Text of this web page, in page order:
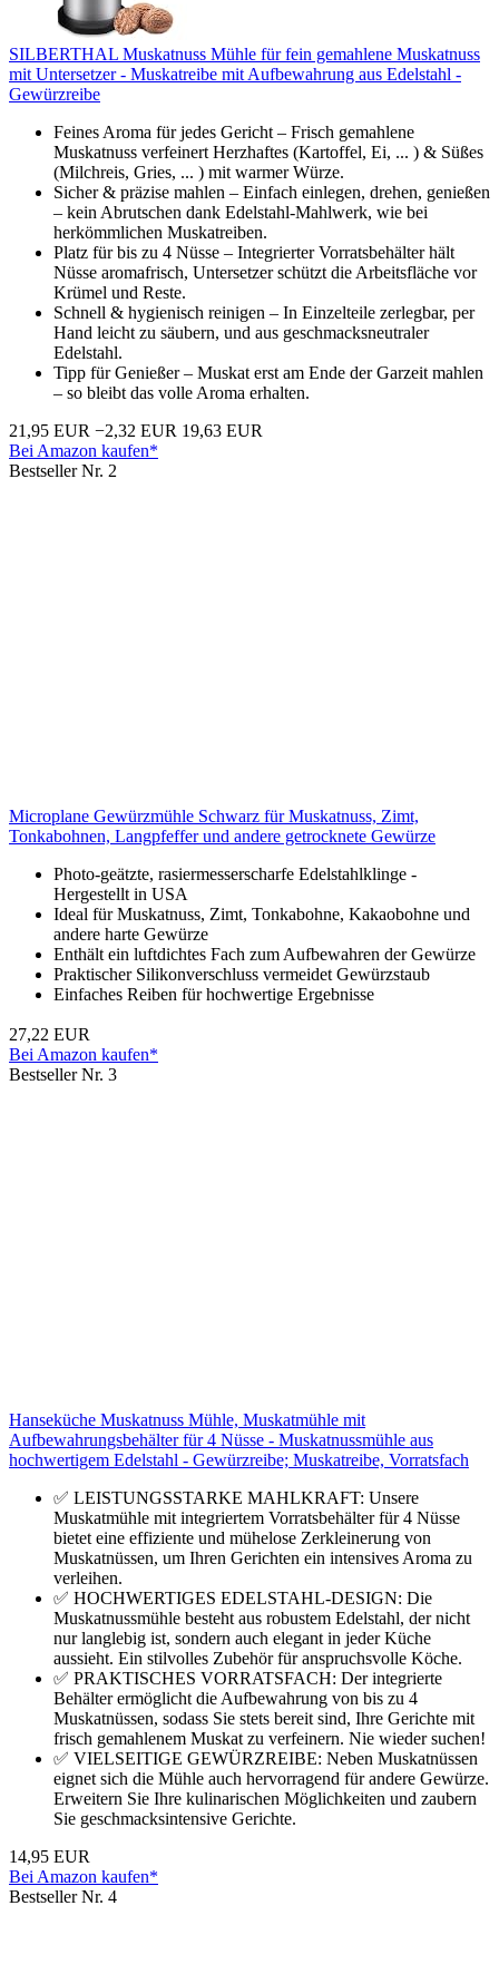
SILBERTHAL Muskatnuss Mühle für fein gemahlene Muskatnuss
mit Untersetzer - Muskatreibe mit Aufbewahrung aus Edelstahl -
Gewürzreibe
Feines Aroma für jedes Gericht – Frisch gemahlene
Muskatnuss verfeinert Herzhaftes (Kartoffel, Ei, ... ) & Süßes
(Milchreis, Gries, ... ) mit warmer Würze.
Sicher & präzise mahlen – Einfach einlegen, drehen, genießen
– kein Abrutschen dank Edelstahl-Mahlwerk, wie bei
herkömmlichen Muskatreiben.
Platz für bis zu 4 Nüsse – Integrierter Vorratsbehälter hält
Nüsse aromafrisch, Untersetzer schützt die Arbeitsfläche vor
Krümel und Reste.
Schnell & hygienisch reinigen – In Einzelteile zerlegbar, per
Hand leicht zu säubern, und aus geschmacksneutraler
Edelstahl.
Tipp für Genießer – Muskat erst am Ende der Garzeit mahlen
– so bleibt das volle Aroma erhalten.
21,95 EUR −2,32 EUR 19,63 EUR
Bei Amazon kaufen*
Bestseller Nr. 2
Microplane Gewürzmühle Schwarz für Muskatnuss, Zimt,
Tonkabohnen, Langpfeffer und andere getrocknete Gewürze
Photo-geätzte, rasiermesserscharfe Edelstahlklinge -
Hergestellt in USA
Ideal für Muskatnuss, Zimt, Tonkabohne, Kakaobohne und
andere harte Gewürze
Enthält ein luftdichtes Fach zum Aufbewahren der Gewürze
Praktischer Silikonverschluss vermeidet Gewürzstaub
Einfaches Reiben für hochwertige Ergebnisse
27,22 EUR
Bei Amazon kaufen*
Bestseller Nr. 3
Hanseküche Muskatnuss Mühle, Muskatmühle mit
Aufbewahrungsbehälter für 4 Nüsse - Muskatnussmühle aus
hochwertigem Edelstahl - Gewürzreibe; Muskatreibe, Vorratsfach
✅ LEISTUNGSSTARKE MAHLKRAFT: Unsere
Muskatmühle mit integriertem Vorratsbehälter für 4 Nüsse
bietet eine effiziente und mühelose Zerkleinerung von
Muskatnüssen, um Ihren Gerichten ein intensives Aroma zu
verleihen.
✅ HOCHWERTIGES EDELSTAHL-DESIGN: Die
Muskatnussmühle besteht aus robustem Edelstahl, der nicht
nur langlebig ist, sondern auch elegant in jeder Küche
aussieht. Ein stilvolles Zubehör für anspruchsvolle Köche.
✅ PRAKTISCHES VORRATSFACH: Der integrierte
Behälter ermöglicht die Aufbewahrung von bis zu 4
Muskatnüssen, sodass Sie stets bereit sind, Ihre Gerichte mit
frisch gemahlenem Muskat zu verfeinern. Nie wieder suchen!
✅ VIELSEITIGE GEWÜRZREIBE: Neben Muskatnüssen
eignet sich die Mühle auch hervorragend für andere Gewürze.
Erweitern Sie Ihre kulinarischen Möglichkeiten und zaubern
Sie geschmacksintensive Gerichte.
14,95 EUR
Bei Amazon kaufen*
Bestseller Nr. 4